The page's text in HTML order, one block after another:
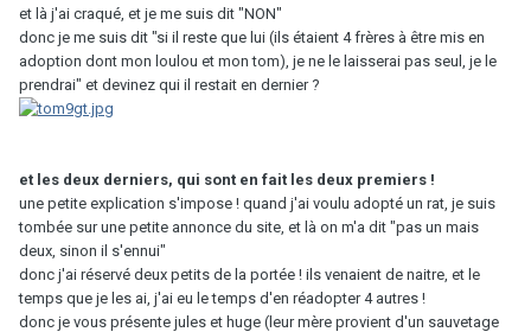
et là j'ai craqué, et je me suis dit "NON"
donc je me suis dit "si il reste que lui (ils étaient 4 frères à être mis en
adoption dont mon loulou et mon tom), je ne le laisserai pas seul, je le
prendrai" et devinez qui il restait en dernier ?
et les deux derniers, qui sont en fait les deux premiers !
une petite explication s'impose ! quand j'ai voulu adopté un rat, je suis
tombée sur une petite annonce du site, et là on m'a dit "pas un mais
deux, sinon il s'ennui"
donc j'ai réservé deux petits de la portée ! ils venaient de naitre, et le
temps que je les ai, j'ai eu le temps d'en réadopter 4 autres !
donc je vous présente jules et huge (leur mère provient d'un sauvetage